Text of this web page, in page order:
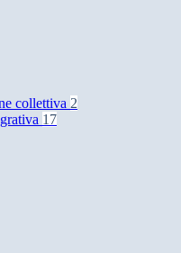
collettiva 2
17